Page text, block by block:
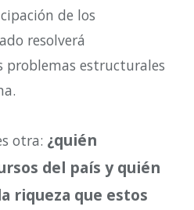
de los
resolverá
estructurales
otra: ¿quién
del país y quién
riqueza que estos